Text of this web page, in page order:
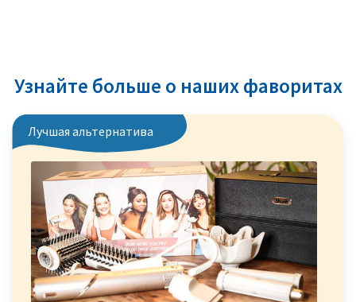
Узнайте больше о наших фаворитах
Лучшая альтернатива